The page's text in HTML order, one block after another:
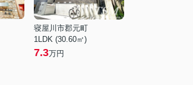
寝屋川市郡元町
1LDK (30.60㎡)
7.3万円